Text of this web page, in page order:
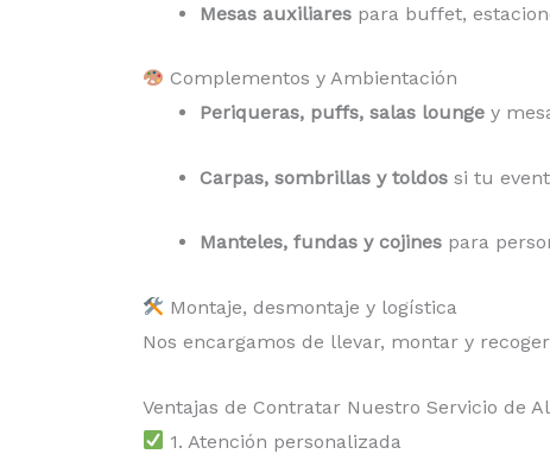
Mesas auxiliares para buffet,
Complementos y Ambientación
Periqueras, puffs, salas lounge y
Carpas, sombrillas y toldos si tu
Manteles, fundas y cojines para
Montaje, desmontaje y logística
Nos encargamos de llevar, montar y
Ventajas de Contratar Nuestro Servicio de
1. Atención personalizada